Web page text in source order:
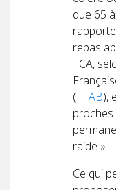
que 65
repas
TCA,
(FFAB),
proches
raide ».
Ce qui